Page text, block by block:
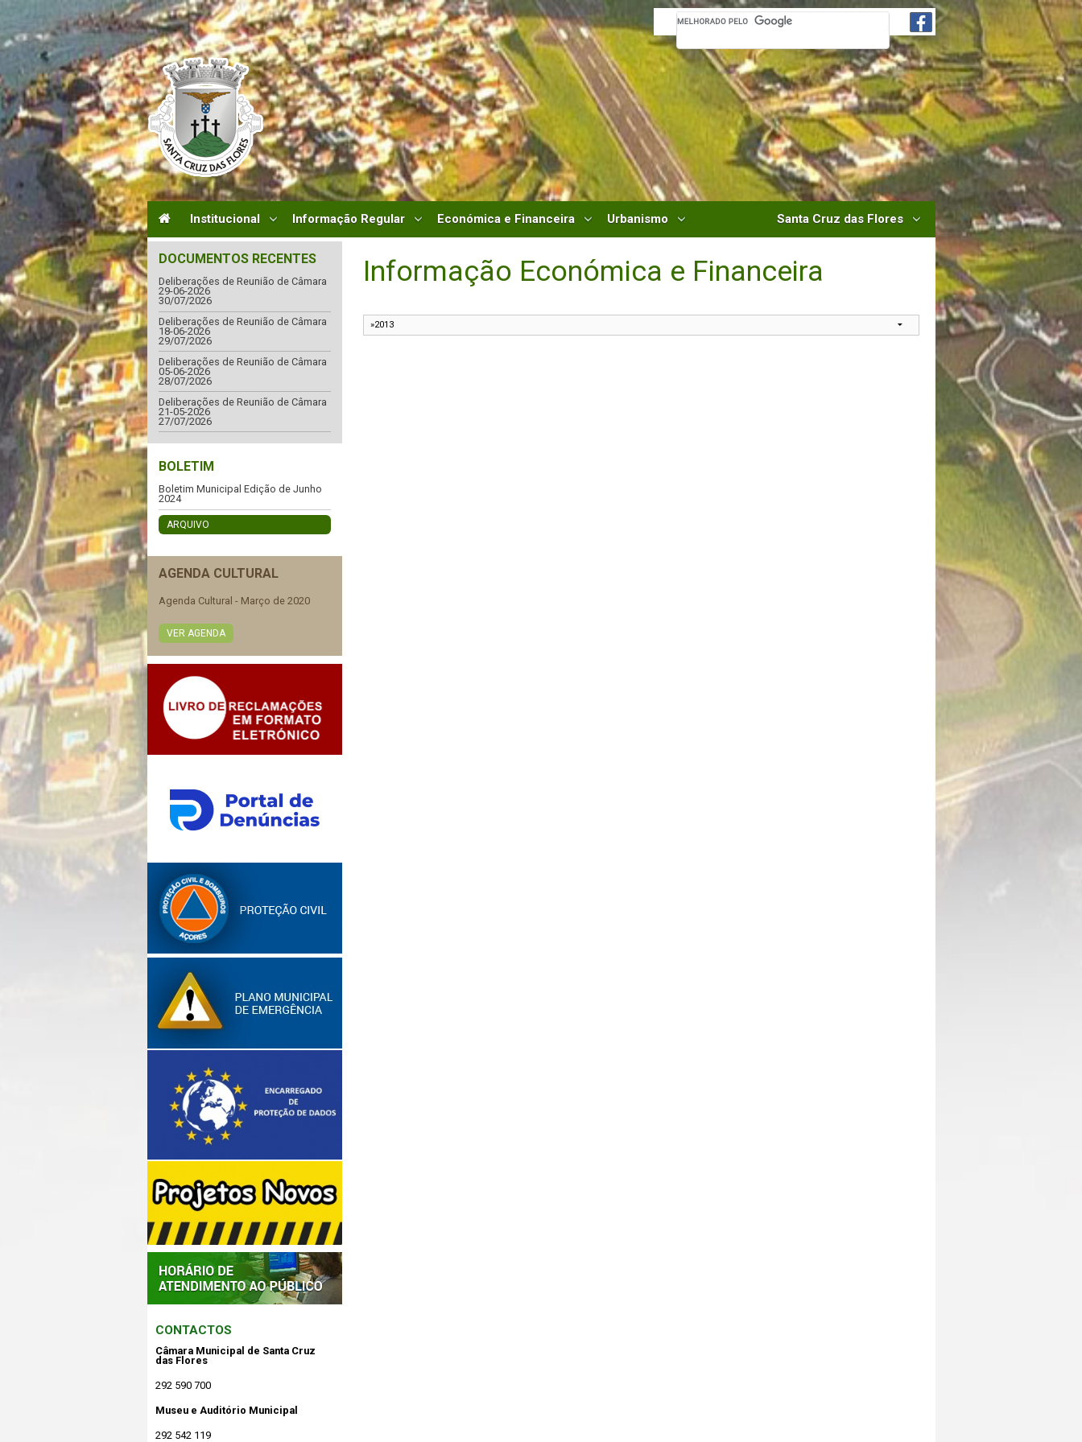
Institucional Informação Regular Económica e Financeira Urbanismo Santa Cruz das Flores
DOCUMENTOS RECENTES
Deliberações de Reunião de Câmara
29-06-2026
30/07/2026
Deliberações de Reunião de Câmara
18-06-2026
29/07/2026
Deliberações de Reunião de Câmara
05-06-2026
28/07/2026
Deliberações de Reunião de Câmara
21-05-2026
27/07/2026
BOLETIM
Boletim Municipal Edição de Junho
2024
ARQUIVO
AGENDA CULTURAL
Agenda Cultural - Março de 2020
VER AGENDA
CONTACTOS
Câmara Municipal de Santa Cruz
das Flores
292 590 700
Museu e Auditório Municipal
292 542 119
Informação Económica e Financeira